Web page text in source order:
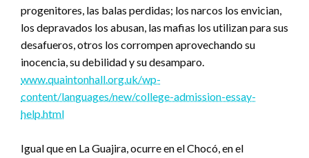
progenitores, las balas perdidas; los narcos los envician,
los depravados los abusan, las mafias los utilizan para sus
desafueros, otros los corrompen aprovechando su
inocencia, su debilidad y su desamparo.
www.quaintonhall.org.uk/wp-
content/languages/new/college-admission-essay-
help.html
Igual que en La Guajira, ocurre en el Chocó, en el